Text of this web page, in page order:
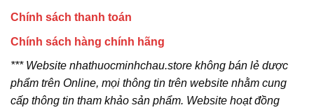
Chính sách thanh toán
Chính sách hàng chính hãng
*** Website nhathuocminhchau.store không bán lẻ dược
phẩm trên Online, mọi thông tin trên website nhằm cung
cấp thông tin tham khảo sản phẩm. Website hoạt đồng